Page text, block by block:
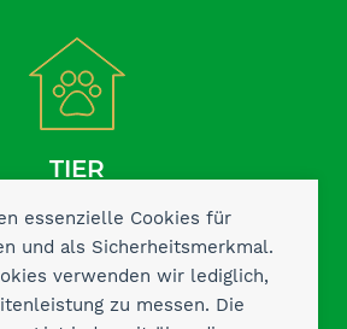
essenzielle Cookies für
und als Sicherheitsmerkmal.
verwenden wir lediglich,
zu messen. Die
TIER